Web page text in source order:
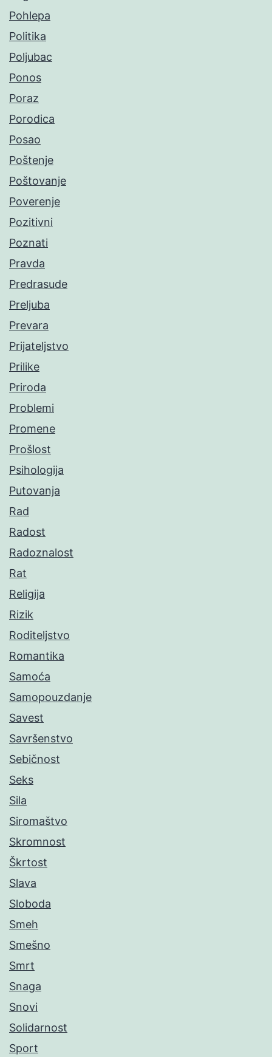
Pohlepa
Politika
Poljubac
Ponos
Poraz
Porodica
Posao
Poštenje
Poštovanje
Poverenje
Pozitivni
Poznati
Pravda
Predrasude
Preljuba
Prevara
Prijateljstvo
Prilike
Priroda
Problemi
Promene
Prošlost
Psihologija
Putovanja
Rad
Radost
Radoznalost
Rat
Religija
Rizik
Roditeljstvo
Romantika
Samoća
Samopouzdanje
Savest
Savršenstvo
Sebičnost
Seks
Sila
Siromaštvo
Skromnost
Škrtost
Slava
Sloboda
Smeh
Smešno
Smrt
Snaga
Snovi
Solidarnost
Sport